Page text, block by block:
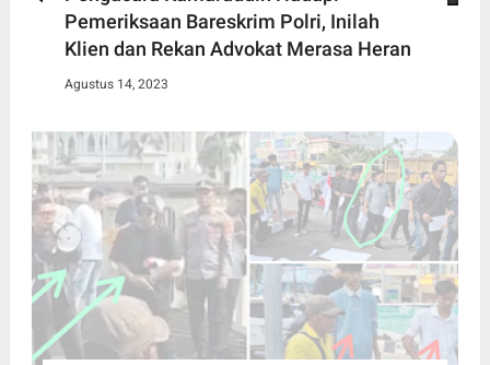
Pemeriksaan Bareskrim Polri, Inilah
Klien dan Rekan Advokat Merasa Heran
Agustus 14, 2023